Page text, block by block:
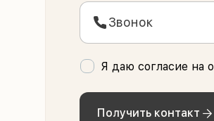
Звонок
Я даю согласие на
Получить контакт